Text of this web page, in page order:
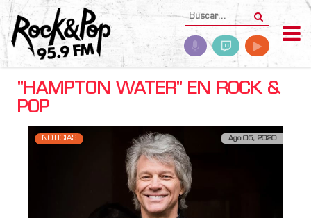
"HAMPTON WATER" EN ROCK &
POP
NOTICIAS Ago 05, 2020